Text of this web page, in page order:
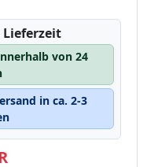
von 24
in ca. 2-3